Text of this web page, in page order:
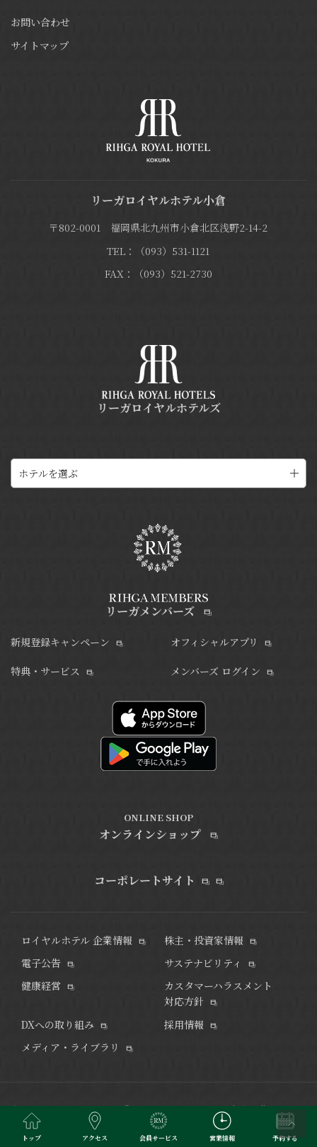
お問い合わせ
サイトマップ
リーガロイヤルホテル小倉
〒802-0001 福岡県北九州市小倉北区浅野2-14-2
TEL：（093）531-1121
FAX：（093）521-2730
リーガロイヤルホテルズ
ホテルを選ぶ
リーガメンバーズ
新規登録キャンペーン
特典・サービス
オフィシャルアプリ
メンバーズ ログイン
ONLINE SHOP
オンラインショップ
コーポレートサイト
ロイヤルホテル 企業情報
株主・投資家情報
電子公告
サステナビリティ
健康経営
カスタマーハラスメント
対応方針
DXへの取り組み
採用情報
メディア・ライブラリ
街のランドマークホテル「リーガロイヤルホテル小倉」豊かな経
験とおもてなしの心を大切に非日常のひとときを演出いたしま
す。トップ アクセス 会員サービス 営業情報 予約する